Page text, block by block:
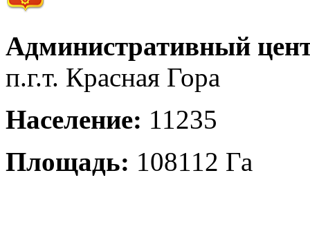
Административный
п.г.т. Красная Гора
Население: 11235
Площадь: 108112 Га